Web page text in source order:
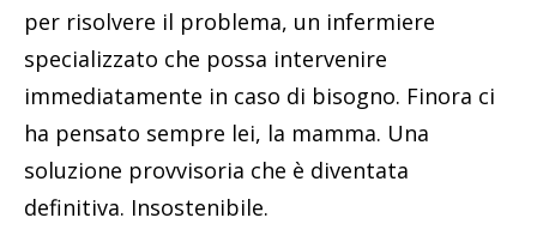
per risolvere il problema, un infermiere
specializzato che possa intervenire
immediatamente in caso di bisogno. Finora ci
ha pensato sempre lei, la mamma. Una
soluzione provvisoria che è diventata
definitiva. Insostenibile.